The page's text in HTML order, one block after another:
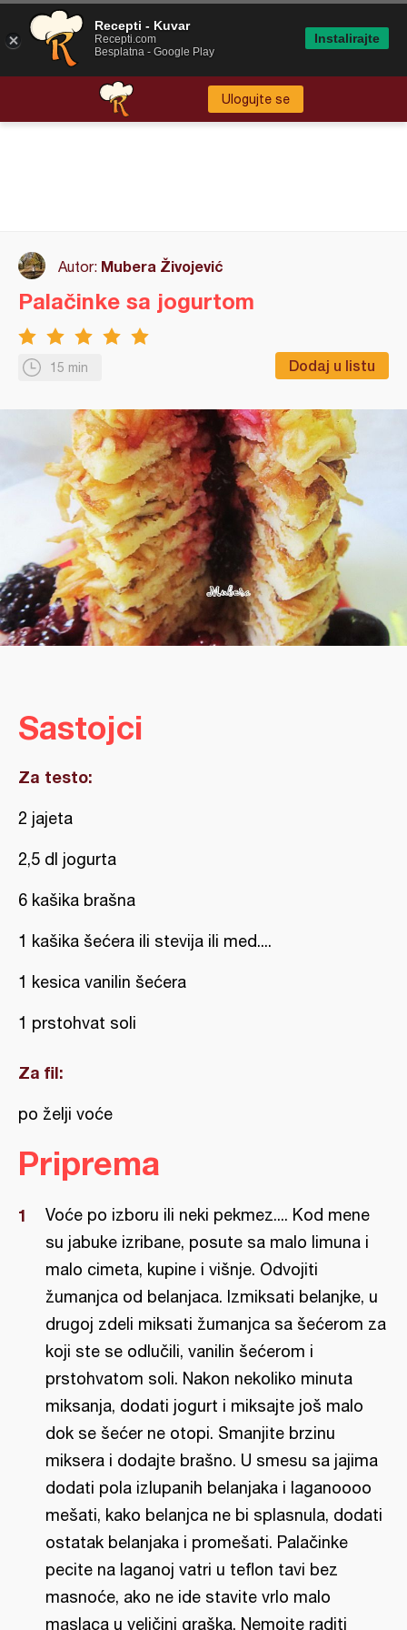
Ulogujte se
Autor: Mubera Živojević
15 min Dodaj u listu
Palačinke sa jogurtom
Sastojci
Za testo:
2 jajeta
2,5 dl jogurta
6 kašika brašna
1 kašika šećera ili stevija ili med....
1 kesica vanilin šećera
1 prstohvat soli
Za fil:
po želji voće
Priprema
Voće po izboru ili neki pekmez.... Kod mene
su jabuke izribane, posute sa malo limuna i
malo cimeta, kupine i višnje. Odvojiti
žumanjca od belanjaca. Izmiksati belanjke, u
drugoj zdeli miksati žumanjca sa šećerom za
koji ste se odlučili, vanilin šećerom i
prstohvatom soli. Nakon nekoliko minuta
miksanja, dodati jogurt i miksajte još malo
dok se šećer ne otopi. Smanjite brzinu
miksera i dodajte brašno. U smesu sa jajima
dodati pola izlupanih belanjaka i laganoooo
mešati, kako belanjca ne bi splasnula, dodati
ostatak belanjaka i promešati. Palačinke
pecite na laganoj vatri u teflon tavi bez
masnoće, ako ne ide stavite vrlo malo
maslaca u veličini graška. Nemojte raditi
Recepti - Kuvar
Recepti.com
Besplatna - Google Play
Instalirajte